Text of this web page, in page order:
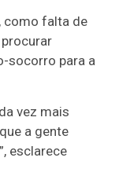
como falta de
socorro para a
vez mais
a gente
esclarece